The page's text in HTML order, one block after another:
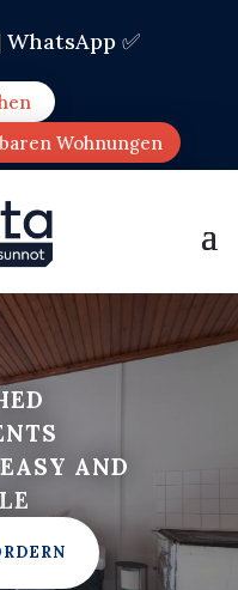
WhatsApp ✅
Wohnungen
AND